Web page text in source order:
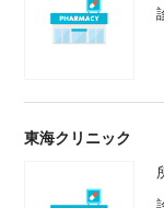
東海クリニック